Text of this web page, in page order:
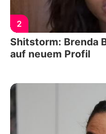
2
Shitstorm: Brenda
auf neuem Profil